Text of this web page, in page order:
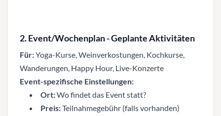
2. Event/Wochenplan - Geplante Aktivitäten
Für:Yoga-Kurse, Weinverkostungen, Kochkurse,
Wanderungen, Happy Hour, Live-Konzerte
Event-spezifische Einstellungen:
Ort:Wo findet das Event statt?
Preis:Teilnahmegebühr (falls vorhanden)